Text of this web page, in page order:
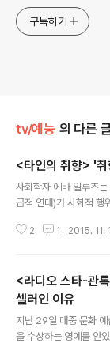
구독하기
tv/예능 의 다른
<타인의 취향> '
사회학자 에바 일루즈
급적 연대)가 사회적 행
정서, 혹은 감정을 공유
그 관계, 정서들을 해체
하면 생산된 사물을 무
하여 오늘날의 소비 자
를 생..
2 1 2015. 11.
<라디오 스타-관
셀러인 이유
지난 29일 대중 문화 예
을 수상하는 영예를 안